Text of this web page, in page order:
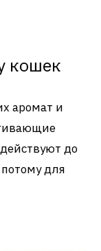
кошек
аромат и
до
потому для